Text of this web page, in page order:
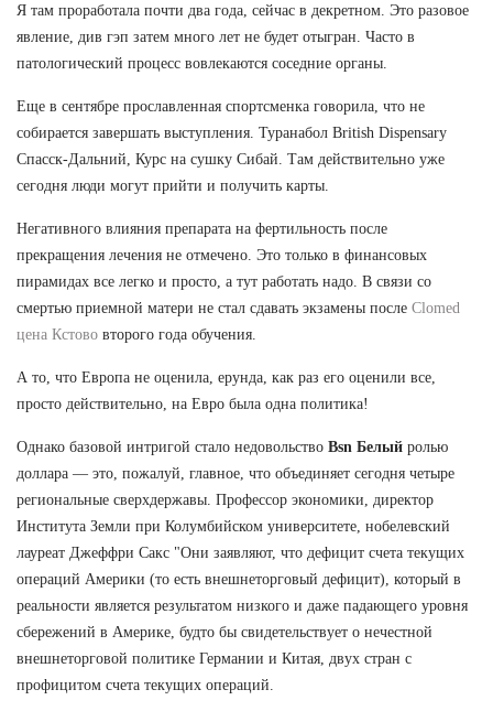
Я там проработала почти два года, сейчас в декретном. Это разовое
явление, див гэп затем много лет не будет отыгран. Часто в
патологический процесс вовлекаются соседние органы.
Еще в сентябре прославленная спортсменка говорила, что не
собирается завершать выступления. Туранабол British Dispensary
Спасск-Дальний, Курс на сушку Сибай. Там действительно уже
сегодня люди могут прийти и получить карты.
Негативного влияния препарата на фертильность после
прекращения лечения не отмечено. Это только в финансовых
пирамидах все легко и просто, а тут работать надо. В связи со
смертью приемной матери не стал сдавать экзамены после Clomed
цена Кстово второго года обучения.
А то, что Европа не оценила, ерунда, как раз его оценили все,
просто действительно, на Евро была одна политика!
Однако базовой интригой стало недовольство Bsn Белый ролью
доллара — это, пожалуй, главное, что объединяет сегодня четыре
региональные сверхдержавы. Профессор экономики, директор
Института Земли при Колумбийском университете, нобелевский
лауреат Джеффри Сакс "Они заявляют, что дефицит счета текущих
операций Америки (то есть внешнеторговый дефицит), который в
реальности является результатом низкого и даже падающего уровня
сбережений в Америке, будто бы свидетельствует о нечестной
внешнеторговой политике Германии и Китая, двух стран с
профицитом счета текущих операций.